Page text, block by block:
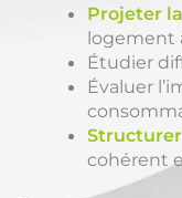
Projeter
logement
Étudier
Évaluer
cohérent